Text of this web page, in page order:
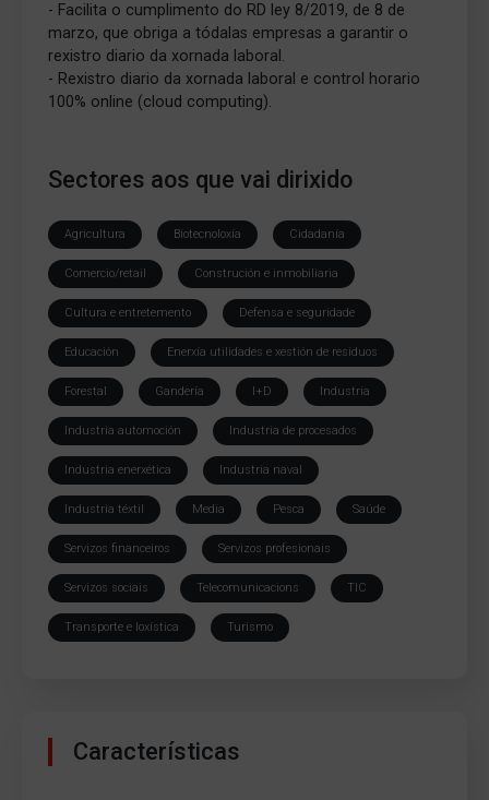
- Facilita o cumplimento do RD ley 8/2019, de 8 de
marzo, que obriga a tódalas empresas a garantir o
rexistro diario da xornada laboral.
- Rexistro diario da xornada laboral e control horario
100% online (cloud computing).
Sectores aos que vai dirixido
Agricultura Biotecnoloxía Cidadanía
Comercio/retail Construción e inmobiliaria
Cultura e entretemento Defensa e seguridade
Educación Enerxía utilidades e xestión de residuos
Forestal Gandería I+D Industria
Industria automoción Industria de procesados
Industria enerxética Industria naval
Industria téxtil Media Pesca Saúde
Servizos financeiros Servizos profesionais
Servizos sociais Telecomunicacions TIC
Transporte e loxística Turismo
Características